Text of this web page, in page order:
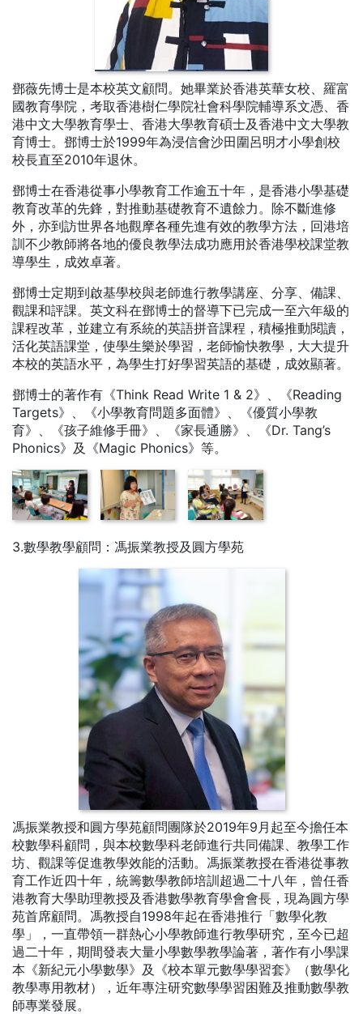
鄧薇先博士是本校英文顧問。她畢業於香港英華女校、羅富
國教育學院，考取香港樹仁學院社會科學院輔導系文憑、香
港中文大學教育學士、香港大學教育碩士及香港中文大學教
育博士。鄧博士於1999年為浸信會沙田圍呂明才小學創校
校長直至2010年退休。
鄧博士在香港從事小學教育工作逾五十年，是香港小學基礎
教育改革的先鋒，對推動基礎教育不遺餘力。除不斷進修
外，亦到訪世界各地觀摩各種先進有效的教學方法，回港培
訓不少教師將各地的優良教學法成功應用於香港學校課堂教
導學生，成效卓著。
鄧博士定期到啟基學校與老師進行教學講座、分享、備課、
觀課和評課。英文科在鄧博士的督導下已完成一至六年級的
課程改革，並建立有系統的英語拼音課程，積極推動閱讀，
活化英語課堂，使學生樂於學習，老師愉快教學，大大提升
本校的英語水平，為學生打好學習英語的基礎，成效顯著。
鄧博士的著作有《Think Read Write 1 & 2》、《Reading
Targets》、《小學教育問題多面體》、《優質小學教
育》、《孩子維修手冊》、《家長通勝》、《Dr. Tang’s
Phonics》及《Magic Phonics》等。
3.數學教學顧問：馮振業教授及圓方學苑
馮振業教授和圓方學苑顧問團隊於2019年9月起至今擔任本
校數學科顧問，與本校數學科老師進行共同備課、教學工作
坊、觀課等促進教學效能的活動。馮振業教授在香港從事教
育工作近四十年，統籌數學教師培訓超過二十八年，曾任香
港教育大學助理教授及香港數學教育學會會長，現為圓方學
苑首席顧問。馮教授自1998年起在香港推行「數學化教
學」，一直帶領一群熱心小學教師進行教學研究，至今已超
過二十年，期間發表大量小學數學教學論著，著作有小學課
本《新紀元小學數學》及《校本單元數學學習套》（數學化
教學專用教材），近年專注研究數學學習困難及推動數學教
師專業發展。